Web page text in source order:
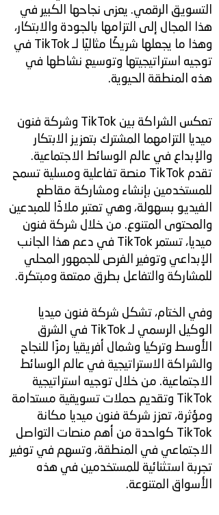
التسويق الرقمي. يعزى نجاحها الكبير في
هذا المجال إلى التزامها بالجودة والابتكار،
وهذا ما يجعلها شريكًا مثاليًا لـ TikTok في
توجيه استراتيجيتها وتوسيع نشاطها في
هذه المنطقة الحيوية.
تعكس الشراكة بين TikTok وشركة فنون
ميديا التزامهما المشترك بتعزيز الابتكار
والإبداع في عالم الوسائط الاجتماعية.
تقدم TikTok منصة تفاعلية ومسلية تسمح
للمستخدمين بإنشاء ومشاركة مقاطع
الفيديو بسهولة، وهي تعتبر ملاذًا للمبدعين
والمحتوى المتنوع. من خلال شركة فنون
ميديا، تستمر TikTok في دعم هذا الجانب
الإبداعي وتوفير الفرص للجمهور المحلي
للمشاركة والتفاعل بطرق ممتعة ومبتكرة.
وفي الختام، تشكل شركة فنون ميديا
الوكيل الرسمي لـ TikTok في الشرق
الأوسط وتركيا وشمال أفريقيا رمزًا للنجاح
والشراكة الاستراتيجية في عالم الوسائط
الاجتماعية. من خلال توجيه استراتيجية
TikTok وتقديم حملات تسويقية مستدامة
ومؤثرة، تعزز شركة فنون ميديا مكانة
TikTok كواحدة من أهم منصات التواصل
الاجتماعي في المنطقة، وتسهم في توفير
تجربة استثنائية للمستخدمين في هذه
الأسواق المتنوعة.